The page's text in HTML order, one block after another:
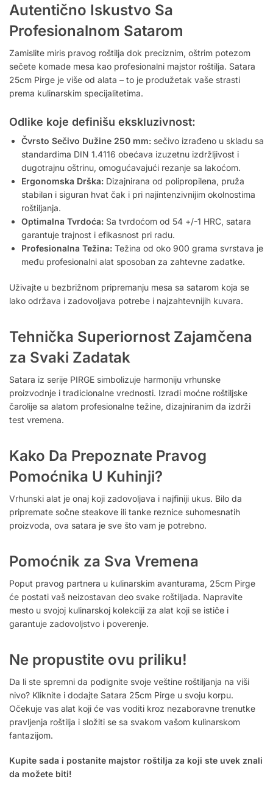
Autentično Iskustvo Sa
Profesionalnom Satarom
Zamislite miris pravog roštilja dok preciznim, oštrim potezom
sečete komade mesa kao profesionalni majstor roštilja. Satara
25cm Pirge je više od alata – to je produžetak vaše strasti
prema kulinarskim specijalitetima.
Odlike koje definišu ekskluzivnost:
Čvrsto Sečivo Dužine 250 mm: sečivo izrađeno u skladu sa
standardima DIN 1.4116 obećava izuzetnu izdržljivost i
dugotrajnu oštrinu, omogućavajući rezanje sa lakoćom.
Ergonomska Drška: Dizajnirana od polipropilena, pruža
stabilan i siguran hvat čak i pri najintenzivnijim okolnostima
roštiljanja.
Optimalna Tvrdoća: Sa tvrdoćom od 54 +/-1 HRC, satara
garantuje trajnost i efikasnost pri radu.
Profesionalna Težina: Težina od oko 900 grama svrstava je
među profesionalni alat sposoban za zahtevne zadatke.
Uživajte u bezbrižnom pripremanju mesa sa satarom koja se
lako održava i zadovoljava potrebe i najzahtevnijih kuvara.
Tehnička Superiornost Zajamčena
za Svaki Zadatak
Satara iz serije PIRGE simbolizuje harmoniju vrhunske
proizvodnje i tradicionalne vrednosti. Izradi moćne roštiljske
čarolije sa alatom profesionalne težine, dizajniranim da izdrži
test vremena.
Kako Da Prepoznate Pravog
Pomoćnika U Kuhinji?
Vrhunski alat je onaj koji zadovoljava i najfiniji ukus. Bilo da
pripremate sočne steakove ili tanke reznice suhomesnatih
proizvoda, ova satara je sve što vam je potrebno.
Pomoćnik za Sva Vremena
Poput pravog partnera u kulinarskim avanturama, 25cm Pirge
će postati vaš neizostavan deo svake roštiljada. Napravite
mesto u svojoj kulinarskoj kolekciji za alat koji se ističe i
garantuje zadovoljstvo i poverenje.
Ne propustite ovu priliku!
Da li ste spremni da podignite svoje veštine roštiljanja na viši
nivo? Kliknite i dodajte Satara 25cm Pirge u svoju korpu.
Očekuje vas alat koji će vas voditi kroz nezaboravne trenutke
pravljenja roštilja i složiti se sa svakom vašom kulinarskom
fantazijom.
Kupite sada i postanite majstor roštilja za koji ste uvek znali
da možete biti!